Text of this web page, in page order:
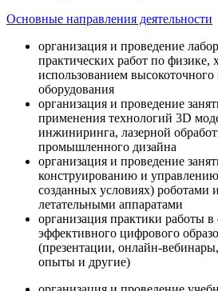
Основные направления деятельности
организация и проведение
практических работ по
использованием
оборудования
организация и проведение
применения технологий 3D
инжиниринга, лазерной
промышленного дизайна
организация и проведение
конструированию и
созданных условиях) роботами
летательными аппаратами
организация практики работы в
эффективного цифрового
(презентации, онлайн-
опыты и другие)